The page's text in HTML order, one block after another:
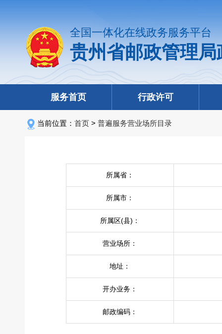
全国一体化在线政务服务平台
贵州省邮政管理
服务首页 行政许可
当前位置： 首页 > 普遍服务营业场所目录
所属省：
所属市：
所属区(县)：
营业场所：
地址：
开办业务：
邮政编码：